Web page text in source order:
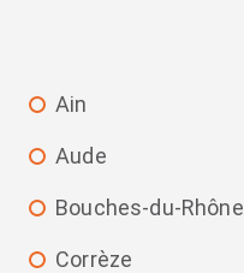
Ain
Aude
Bouches-du-Rhône
Corrèze